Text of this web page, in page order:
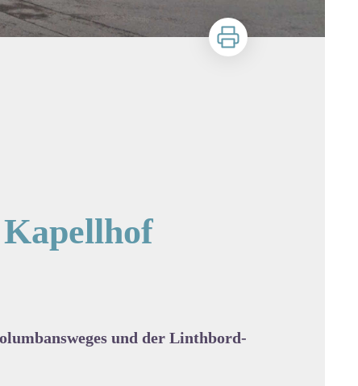
Zu drucken
und der Linthbord-